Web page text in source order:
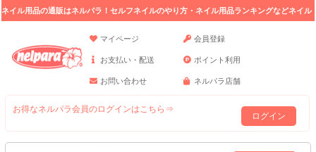
ネイル用品の通販はネルパラ！セルフネイルのやり方・ネイル用品ランキングなどネイル
マイページ
会員登録
お支払い・配送 ポイント利用
お問い合わせ ネルパラ店舗
お得なネルパラ会員のログインはこちら⇒
ログイン